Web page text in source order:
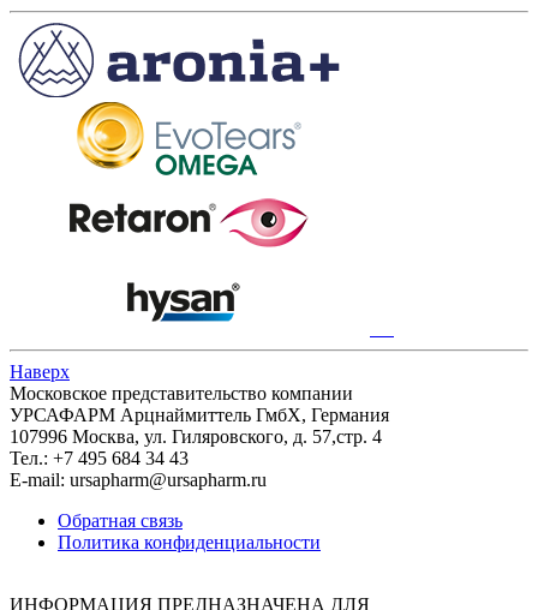
Наверх
Московское представительство компании
УРСАФАРМ Арцнаймиттель ГмбХ, Германия
107996 Москва, ул. Гиляровского, д. 57,стр. 4
Тел.: +7 495 684 34 43
E-mail: ursapharm@ursapharm.ru
Обратная связь
Политика конфиденциальности
ИНФОРМАЦИЯ ПРЕДНАЗНАЧЕНА ДЛЯ